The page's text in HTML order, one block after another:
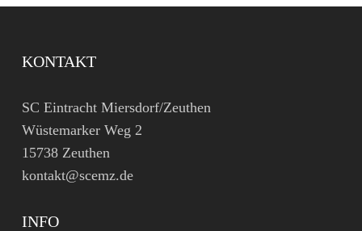
KONTAKT
SC Eintracht Miersdorf/Zeuthen
Wüstemarker Weg 2
15738 Zeuthen
kontakt@scemz.de
INFO